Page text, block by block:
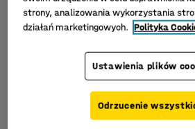
częścią miejsca
ZOBACZ
Popularne produkty
strony, analizowania wykorzystania
działań marketingowych. Polityka
Ustawienia plików
Odrzucenie